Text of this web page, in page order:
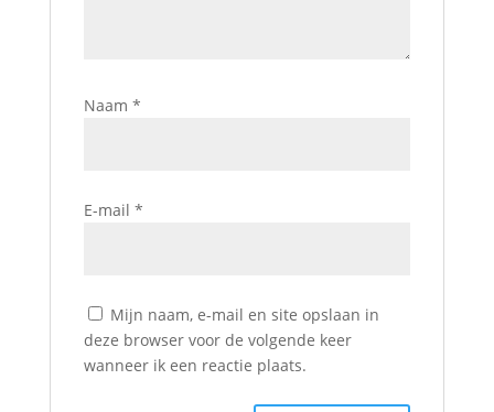
Naam *
E-mail *
Mijn naam, e-mail en site opslaan in
deze browser voor de volgende keer
wanneer ik een reactie plaats.